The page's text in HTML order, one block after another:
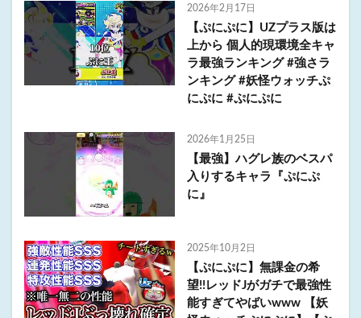
2026年2月17日
【ぷにぷに】UZプラス版は
上から 個人的現環境全キャ
ラ最強ランキング #強さラ
ンキング #妖怪ウォッチぷ
にぷに #ぷにぷに
2026年1月25日
【最強】ハグレ族のベスパ
入りするキャラ『ぷにぷ
に』
2025年10月2日
【ぷにぷに】無課金の希
望!!レッドJがガチで最強性
能すぎてやばいwww 【妖